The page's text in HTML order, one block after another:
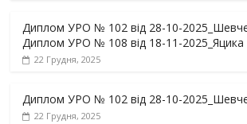
Диплом УРО № 102 від 28-10-
Диплом УРО № 108 від 18-11-2025_Яцика
22 Грудня, 2025
Диплом УРО № 102 від 28-10-
22 Грудня, 2025